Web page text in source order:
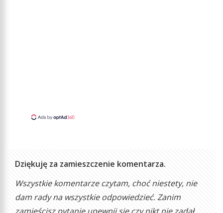
Dziękuję za zamieszczenie komentarza.
Wszystkie komentarze czytam, choć niestety, nie
dam rady na wszystkie odpowiedzieć. Zanim